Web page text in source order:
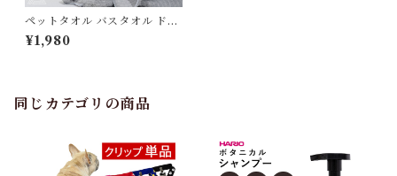
ペットタオル バスタオル ドラ
イタオル 吸水速乾 ふわふわ 柔
らかい ふんわり すぐ乾く 吸水
トイププードル パピヨン マル
チーズ 皮膚炎 優しい 【HiDR
¥1,980
同じカテゴリの商品